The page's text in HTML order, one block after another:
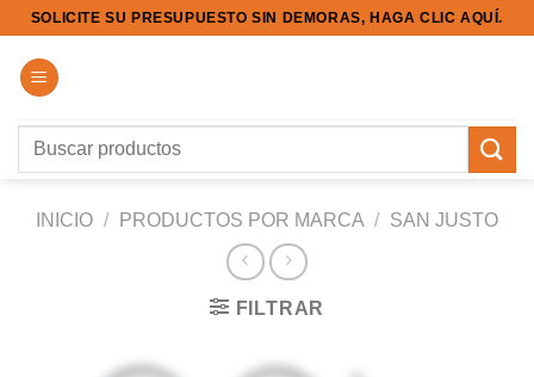
Saltar
contenido
SOLICITE SU PRESUPUESTO SIN DEMORAS, HAGA CLIC AQUÍ.
Buscar
INICIO / PRODUCTOS POR MARCA / SAN JUSTO
FILTRAR